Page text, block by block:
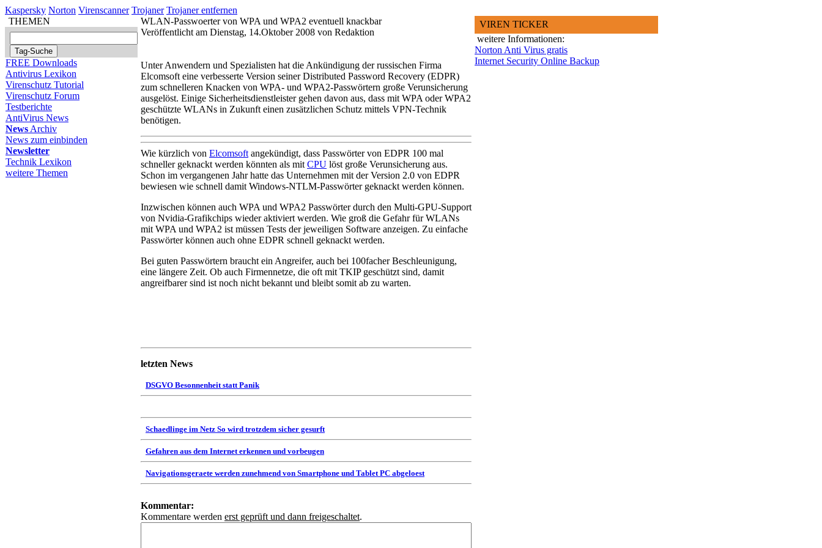
Kaspersky Norton Virenscanner Trojaner Trojaner entfernen
THEMEN
FREE Downloads
Antivirus Lexikon
Virenschutz Tutorial
Virenschutz Forum
Testberichte
AntiVirus News
News Archiv
News zum einbinden
Newsletter
Technik Lexikon
weitere Themen
WLAN-Passwoerter von WPA und WPA2 eventuell knackbar
Veröffentlicht am Dienstag, 14.Oktober 2008 von Redaktion
Unter Anwendern und Spezialisten hat die Ankündigung der russischen Firma
Elcomsoft eine verbesserte Version seiner Distributed Password Recovery (EDPR)
zum schnelleren Knacken von WPA- und WPA2-Passwörtern große Verunsicherung
ausgelöst. Einige Sicherheitsdienstleister gehen davon aus, dass mit WPA oder WPA2
geschützte WLANs in Zukunft einen zusätzlichen Schutz mittels VPN-Technik
benötigen.
Wie kürzlich von Elcomsoft angekündigt, dass Passwörter von EDPR 100 mal
schneller geknackt werden könnten als mit CPU löst große Verunsicherung aus.
Schon im vergangenen Jahr hatte das Unternehmen mit der Version 2.0 von EDPR
bewiesen wie schnell damit Windows-NTLM-Passwörter geknackt werden können.
Inzwischen können auch WPA und WPA2 Passwörter durch den Multi-GPU-Support
von Nvidia-Grafikchips wieder aktiviert werden. Wie groß die Gefahr für WLANs
mit WPA und WPA2 ist müssen Tests der jeweiligen Software anzeigen. Zu einfache
Passwörter können auch ohne EDPR schnell geknackt werden.
Bei guten Passwörtern braucht ein Angreifer, auch bei 100facher Beschleunigung,
eine längere Zeit. Ob auch Firmennetze, die oft mit TKIP geschützt sind, damit
angreifbarer sind ist noch nicht bekannt und bleibt somit ab zu warten.
letzten News
DSGVO Besonnenheit statt Panik
Schaedlinge im Netz So wird trotzdem sicher gesurft
Gefahren aus dem Internet erkennen und vorbeugen
Navigationsgeraete werden zunehmend von Smartphone und Tablet PC abgeloest
Kommentar:
Kommentare werden erst geprüft und dann freigeschaltet.
VIREN TICKER
weitere Informationen:
Norton Anti Virus gratis
Internet Security Online Backup